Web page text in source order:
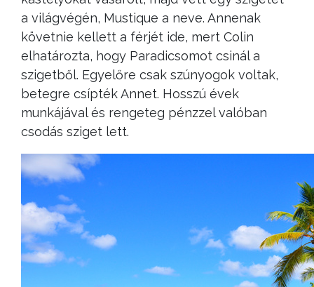
a világvégén, Mustique a neve. Annenak
követnie kellett a férjét ide, mert Colin
elhatározta, hogy Paradicsomot csinál a
szigetből. Egyelőre csak szúnyogok voltak,
betegre csípték Annet. Hosszú évek
munkájával és rengeteg pénzzel valóban
csodás sziget lett.